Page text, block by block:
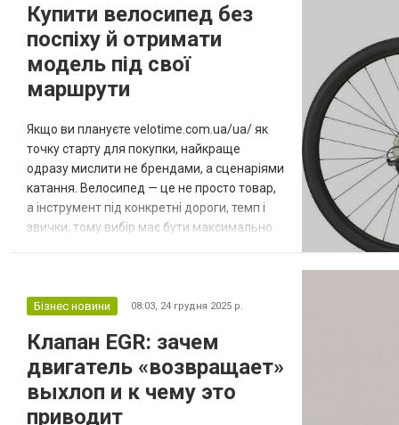
Купити велосипед без
поспіху й отримати
модель під свої
маршрути
Якщо ви плануєте velotime.com.ua/ua/ як
точку старту для покупки, найкраще
одразу мислити не брендами, а сценаріями
катання. Велосипед — це не просто товар,
а інструмент під конкретні дороги, темп і
звички, тому вибір має бути максимально
ризикуєте купити “майже підходить”. Саме
зручним: рішення приймається з хо...
Бізнес новини 08:03, 24 грудня 2025 р.
Клапан EGR: зачем
двигатель «возвращает»
выхлоп и к чему это
приводит